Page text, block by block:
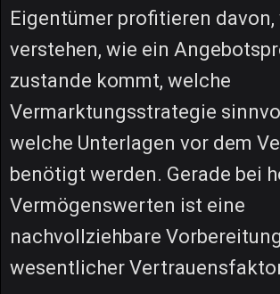
Eigentümer profitieren davon,
verstehen, wie ein
zustande kommt, welche
Vermarktungsstrategie
welche Unterlagen vor dem
benötigt werden. Gerade bei
Vermögenswerten ist eine
nachvollziehbare
wesentlicher